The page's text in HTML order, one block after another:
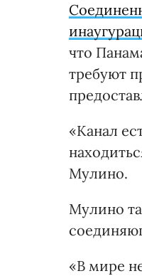
что
требуют
«Канал
Мулино.
Мулино
«В мире